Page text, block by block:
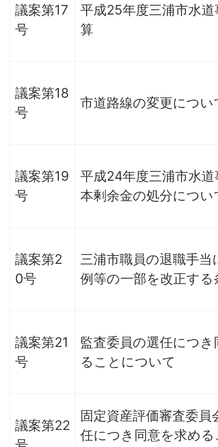
議案第17
号
平成25年度三浦市水
算
議案第18
号
市道路線の変更につい
議案第19
号
平成24年度三浦市水
本剰余金の処分につい
議案第2
0号
三浦市職員の退職手当
例等の一部を改正する
議案第21
号
監査委員の選任につ
ることについて
議案第22
固定資産評価審査委員
任につき同意を求め